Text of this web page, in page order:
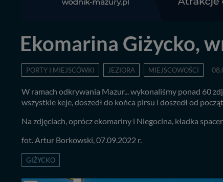
Ekomarina Giżycko,
PORTY I MIEJSCÓWKI JEZIORA MIEJSCOWOŚCI
W ramach odkrywania Mazur... wykonaliśmy ponad 60
wszystkie keje, doszedł do końca pirsu i doszedł od
Na zdjęciach, oprócz ekomariny i Niegocina, kładka
fot. Artur Borkowski, 07.09.2022 r.
GIŻYCKO